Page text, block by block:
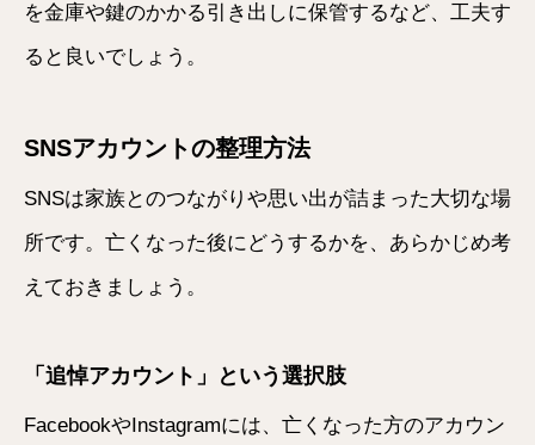
を金庫や鍵のかかる引き出しに保管するなど、工夫す
ると良いでしょう。
SNSアカウントの整理方法
SNSは家族とのつながりや思い出が詰まった大切な場
所です。亡くなった後にどうするかを、あらかじめ考
えておきましょう。
「追悼アカウント」という選択肢
FacebookやInstagramには、亡くなった方のアカウン